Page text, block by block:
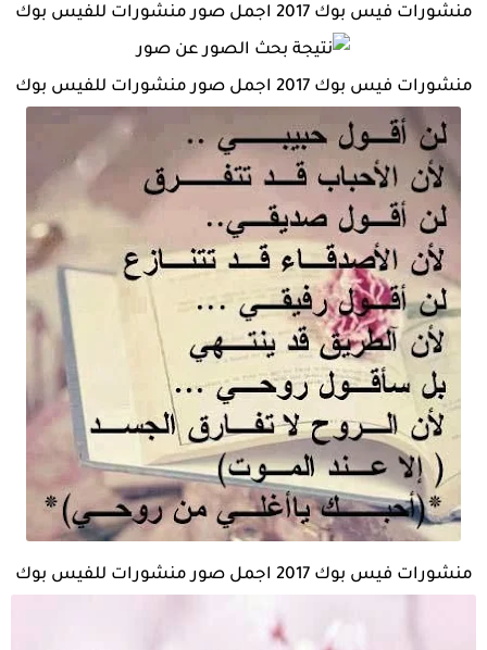
منشورات فيس بوك 2017 اجمل صور منشورات للفيس بوك
منشورات فيس بوك 2017 اجمل صور منشورات للفيس بوك
منشورات فيس بوك 2017 اجمل صور منشورات للفيس بوك